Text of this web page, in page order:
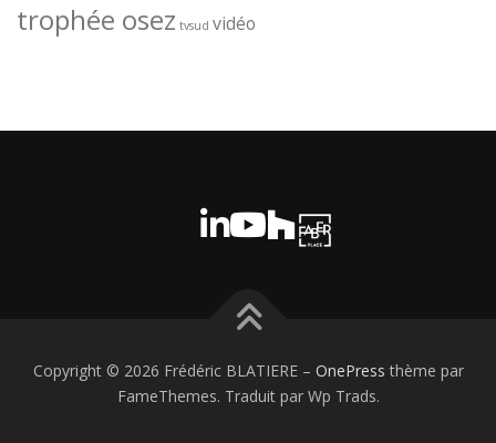
trophée osez tvsud vidéo
Copyright © 2026 Frédéric BLATIERE – OnePress thème par
FameThemes. Traduit par Wp Trads.